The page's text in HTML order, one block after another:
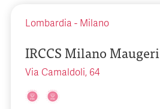
Lombardia - Milano
IRCCS Milano Maugeri
Via Camaldoli, 64